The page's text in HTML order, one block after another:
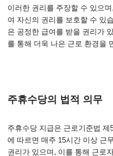
이러한 권리를 주장할 수 있으
여 자신의 권리를 보호할 수 있
은 공정한 급여를 받을 권리가
를 통해 더욱 나은 근로 환경을
주휴수당의 법적 의무
주휴수당 지급은 근로기준법
에 따르면 매주 15시간 이상 근
권리가 있으며, 이를 통해 근로